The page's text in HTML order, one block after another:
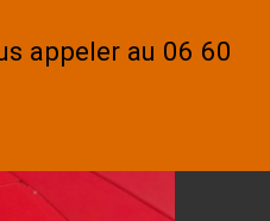
appeler au 06 60